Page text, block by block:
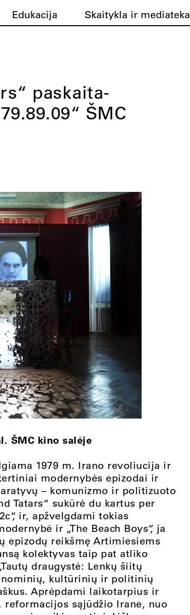
Edukacija Skaitykla ir mediateka
paskaita-
ŠMC
ŠMC kino salėje
1979 m. Irano revoliucija ir
modernybės epizodai ir
– komunizmo ir politizuoto
Tatars“ sukūrė du kartus per
ir, apžvelgdami tokias
ir „The Beach Boys“, ja
epizodų reikšmę Artimiesiems
kolektyvas taip pat atliko
draugystė: Lenkų šiitų
kultūrinių ir politinių
Aprėpdami laikotarpius ir
sąjūdžio Irane, nuo